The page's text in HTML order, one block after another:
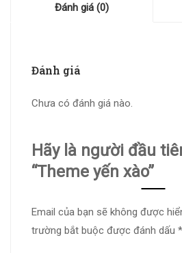
Đánh giá (0)
Đánh giá
Chưa có đánh giá nào.
Hãy là người đầu
“Theme yến xào”
Email của bạn sẽ không được
trường bắt buộc được đánh dấu *